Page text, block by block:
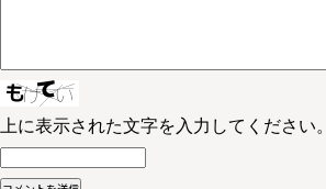
上に表示された文字を入力してください。